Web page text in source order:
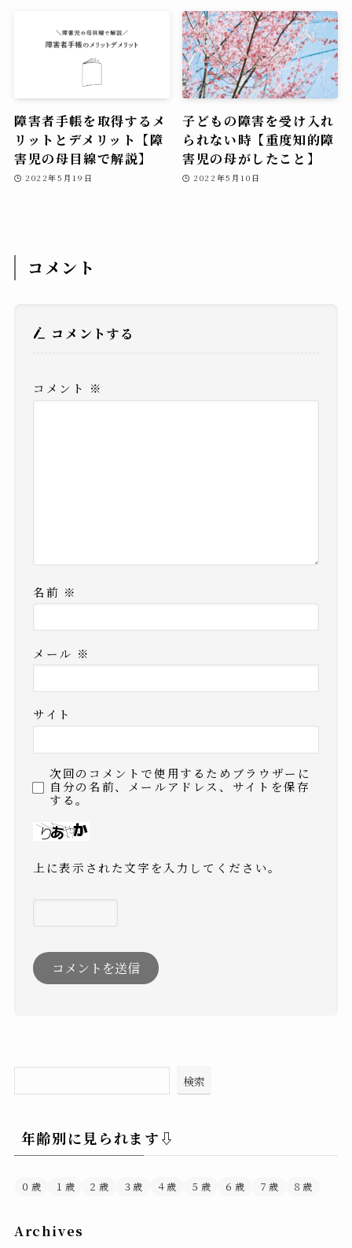
障害者手帳を取得するメ
リットとデメリット【障
害児の母目線で解説】
2022年5月19日
子どもの障害を受け入れ
られない時【重度知的障
害児の母がしたこと】
2022年5月10日
コメント
コメントする
コメント ※
名前 ※
メール ※
サイト
次回のコメントで使用するためブラウザーに
自分の名前、メールアドレス、サイトを保存
する。
上に表示された文字を入力してください。
検索
年齢別に見られます⇩
０歳 １歳 ２歳 ３歳 ４歳 ５歳 ６歳 ７歳 ８歳
Archives